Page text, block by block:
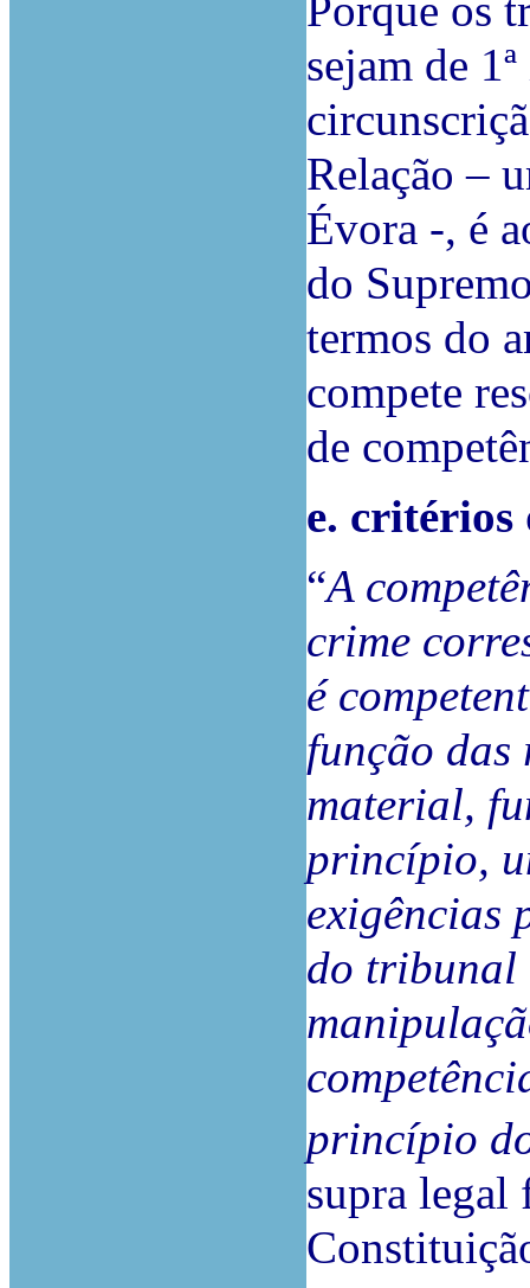
Porque os
sejam de
Relação –
Évora -, é
do
termos do
compete
de
e.
“A
crime
é
função das
material,
princípio,
exigências
do tribunal
princípio
supra legal